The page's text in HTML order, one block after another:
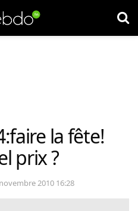
la fête!
prix ?
2010 16:28